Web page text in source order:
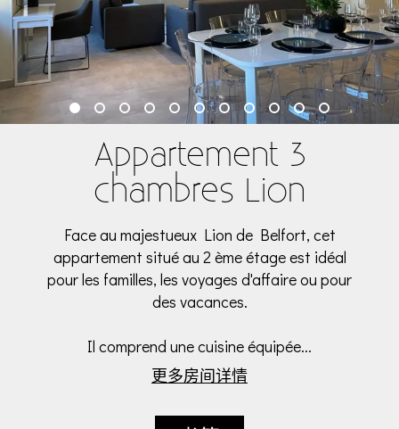
Appartement 3
chambres Lion
Face au majestueux Lion de Belfort, cet
appartement situé au 2 ème étage est idéal
pour les familles, les voyages d'affaire ou pour
des vacances.
Il comprend une cuisine équipée...
更多房间详情